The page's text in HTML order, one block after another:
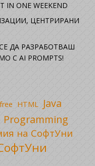
IN ONE WEEKEND
ЦЕНТРИРАНИ
СЕ ДА РАЗРАБОТВАШ
С AI PROMPTS!
free HTML Java
Programming
на СофтУни